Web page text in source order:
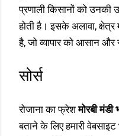
प्रणाली किसानों को
होती है। इसके अलावा,
है, जो व्यापार को आसान
सोर्स
रोजाना का फ्रेशमोरबी
बताने के लिए हमारी